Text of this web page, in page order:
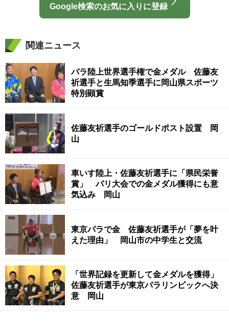
Google検索のお気に入りに登録
関連ニュース
パラ陸上世界選手権で金メダル 佐藤友
祈選手と生馬知季選手に岡山県スポーツ
特別顕賞
佐藤友祈選手のゴールドポスト設置 岡
山
車いす陸上・佐藤友祈選手に「県民栄誉
賞」 パリ大会での金メダル獲得にも意
気込み 岡山
東京パラで金 佐藤友祈選手が「夢を叶
えた理由」 岡山市の中学生と交流
「世界記録を更新して金メダルを獲得」
佐藤友祈選手が東京パラリンピックへ決
意 岡山